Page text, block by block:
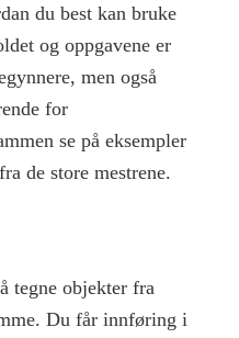
du best kan bruke
og oppgavene er
men også
for
se på eksempler
de store mestrene.
tegne objekter fra
Du får innføring i